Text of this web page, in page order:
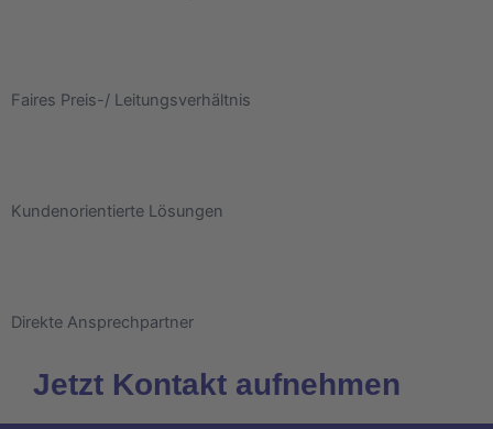
Faires Preis-/ Leitungsverhältnis
Kundenorientierte Lösungen
Direkte Ansprechpartner
Jetzt Kontakt aufnehmen